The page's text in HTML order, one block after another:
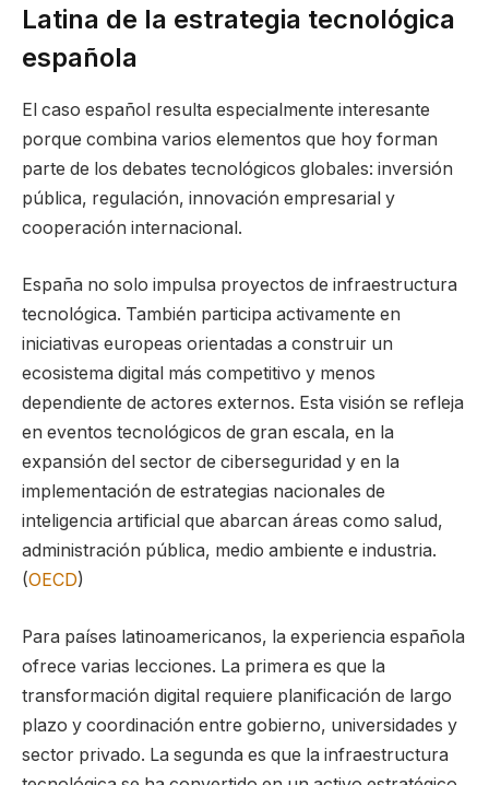
Latina de la estrategia tecnológica
española
El caso español resulta especialmente interesante
porque combina varios elementos que hoy forman
parte de los debates tecnológicos globales: inversión
pública, regulación, innovación empresarial y
cooperación internacional.
España no solo impulsa proyectos de infraestructura
tecnológica. También participa activamente en
iniciativas europeas orientadas a construir un
ecosistema digital más competitivo y menos
dependiente de actores externos. Esta visión se refleja
en eventos tecnológicos de gran escala, en la
expansión del sector de ciberseguridad y en la
implementación de estrategias nacionales de
inteligencia artificial que abarcan áreas como salud,
administración pública, medio ambiente e industria.
(OECD)
Para países latinoamericanos, la experiencia española
ofrece varias lecciones. La primera es que la
transformación digital requiere planificación de largo
plazo y coordinación entre gobierno, universidades y
sector privado. La segunda es que la infraestructura